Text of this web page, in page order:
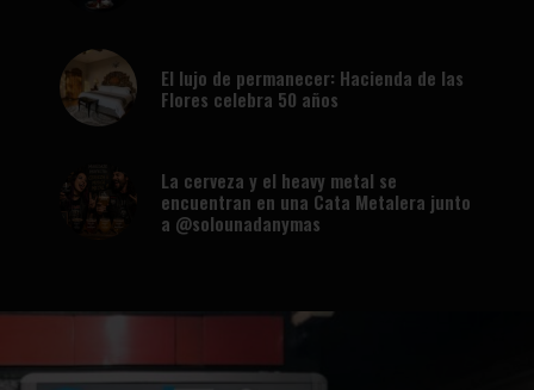
El lujo de permanecer: Hacienda de las
Flores celebra 50 años
La cerveza y el heavy metal se
encuentran en una Cata Metalera junto
a @solounadanymas